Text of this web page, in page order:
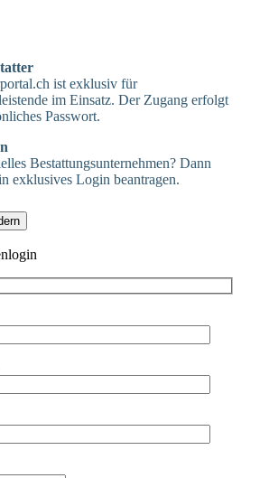
ist exklusiv für
im Einsatz. Der Zugang erfolgt
Passwort.
Bestattungsunternehmen? Dann
exklusives Login beantragen.